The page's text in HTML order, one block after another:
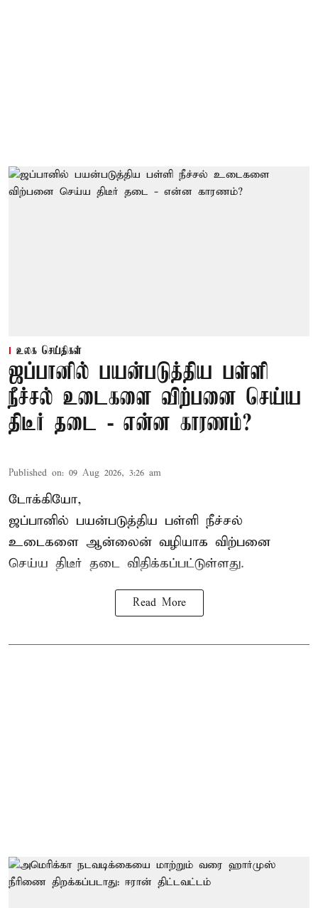
உலக செய்திகள்
ஜப்பானில் பயன்படுத்திய பள்ளி
நீச்சல் உடைகளை விற்பனை செய்ய
திடீர் தடை - என்ன காரணம்?
Published on: 09 Aug 2026, 3:26 am
டோக்கியோ,
ஜப்பானில் பயன்படுத்திய பள்ளி நீச்சல்
உடைகளை ஆன்லைன் வழியாக விற்பனை
செய்ய திடீர் தடை விதிக்கப்பட்டுள்ளது.
Read More